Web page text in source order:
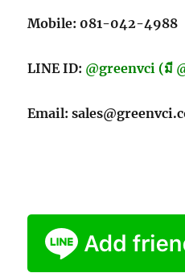
Mobile: 081-042-4988
LINE ID: @greenvci (มี
Email: